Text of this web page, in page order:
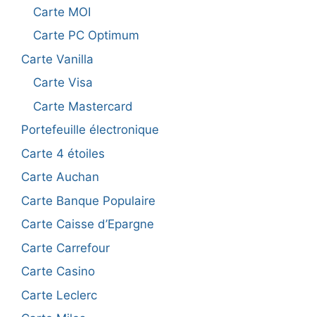
Carte MOI
Carte PC Optimum
Carte Vanilla
Carte Visa
Carte Mastercard
Portefeuille électronique
Carte 4 étoiles
Carte Auchan
Carte Banque Populaire
Carte Caisse d’Epargne
Carte Carrefour
Carte Casino
Carte Leclerc